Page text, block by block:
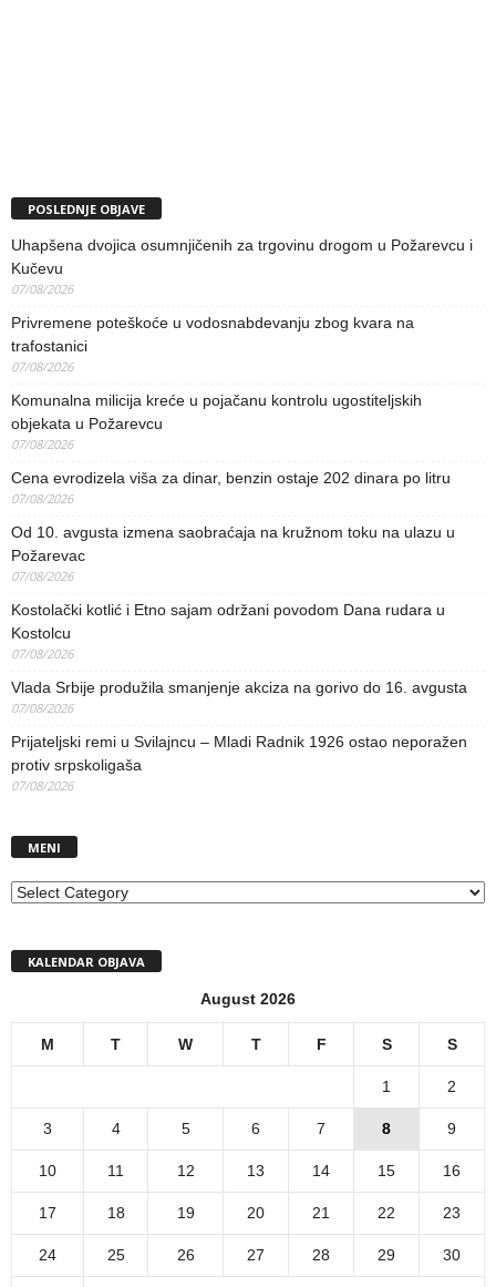
POSLEDNJE OBJAVE
Uhapšena dvojica osumnjičenih za trgovinu drogom u Požarevcu i
Kučevu
07/08/2026
Privremene poteškoće u vodosnabdevanju zbog kvara na
trafostanici
07/08/2026
Komunalna milicija kreće u pojačanu kontrolu ugostiteljskih
objekata u Požarevcu
07/08/2026
Cena evrodizela viša za dinar, benzin ostaje 202 dinara po litru
07/08/2026
Od 10. avgusta izmena saobraćaja na kružnom toku na ulazu u
Požarevac
07/08/2026
Kostolački kotlić i Etno sajam održani povodom Dana rudara u
Kostolcu
07/08/2026
Vlada Srbije produžila smanjenje akciza na gorivo do 16. avgusta
07/08/2026
Prijateljski remi u Svilajncu – Mladi Radnik 1926 ostao neporažen
protiv srpskoligaša
07/08/2026
MENI
MENI
KALENDAR OBJAVA
August 2026
M T W T F S S
1 2
3 4 5 6 7 8 9
10 11 12 13 14 15 16
17 18 19 20 21 22 23
24 25 26 27 28 29 30